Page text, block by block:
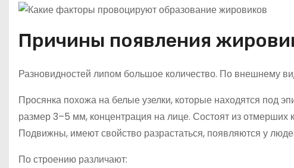
Причины появления
Разновидностей липом большое количество. По внешнему
Просянка похожа на белые узелки, которые находятся под
размер 3–5 мм, концентрация на лице. Состоят из отмерших
Подвижны, имеют свойство разрастаться, появляются у
По строению различают: